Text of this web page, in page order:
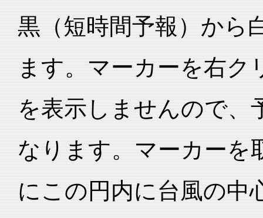
黒（短時間予報）から
ます。マーカーを右
を表示しませんので、
なります。マーカーを
にこの円内に台風の中